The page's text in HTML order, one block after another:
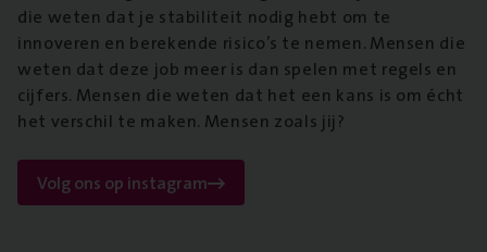
die weten dat je stabiliteit nodig hebt om te
innoveren en berekende risico’s te nemen. Mensen die
weten dat deze job meer is dan spelen met regels en
cijfers. Mensen die weten dat het een kans is om écht
het verschil te maken. Mensen zoals jij?
Volg ons op instagram